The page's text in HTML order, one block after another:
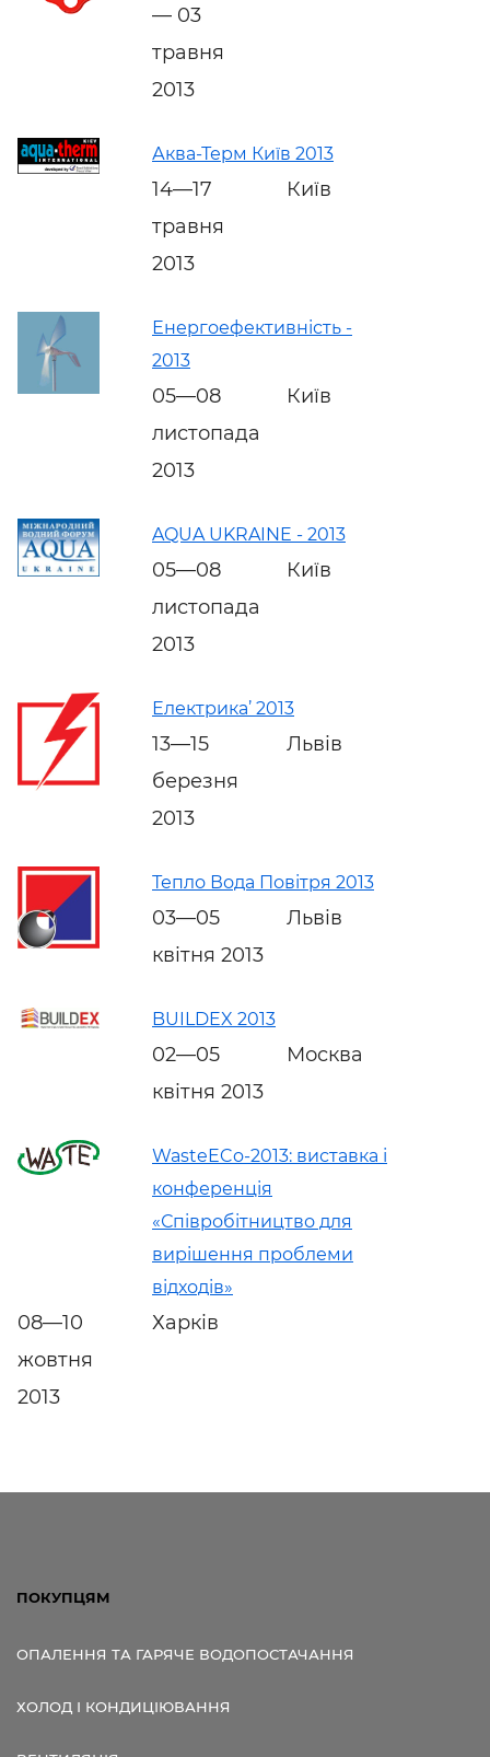
— 03
травня
2013
Аква-Терм Київ 2013
14—17
травня
2013
Київ
Енергоефективність -
2013
05—08
листопада
2013
Київ
AQUA UKRAINE - 2013
05—08
листопада
2013
Київ
Електрика’ 2013
13—15
березня
2013
Львів
Тепло Вода Повітря 2013
03—05
квітня 2013
Львів
BUILDEX 2013
02—05
квітня 2013
Москва
WasteECo-2013: виставка і
конференція
«Співробітництво для
вирішення проблеми
відходів»
08—10
жовтня
2013
Харків
ПОКУПЦЯМ
ОПАЛЕННЯ ТА ГАРЯЧЕ ВОДОПОСТАЧАННЯ
ХОЛОД І КОНДИЦІЮВАННЯ